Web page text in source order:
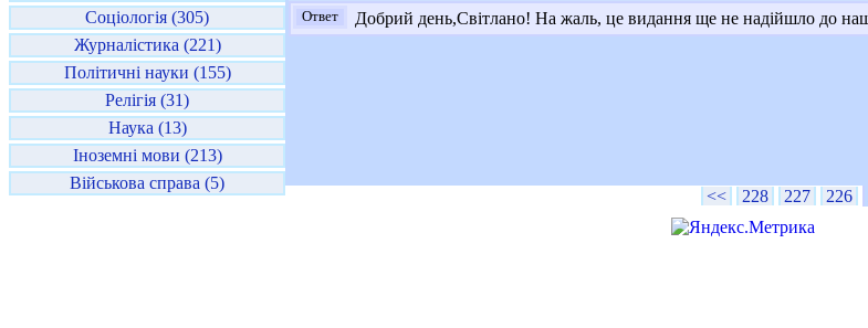
Соціологія (305)
Журналістика (221)
Політичні науки (155)
Релігія (31)
Наука (13)
Іноземні мови (213)
Військова справа (5)
Ответ Добрий день,Світлано! На жаль, це видання ще не надійшло до
<< 228 227 226